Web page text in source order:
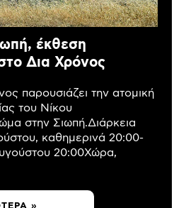
έκθεση
Δια Χρόνος
παρουσιάζει την ατομική
του Νίκου
στην Σιωπή.Διάρκεια
καθημερινά 20:00-
20:00Χώρα,